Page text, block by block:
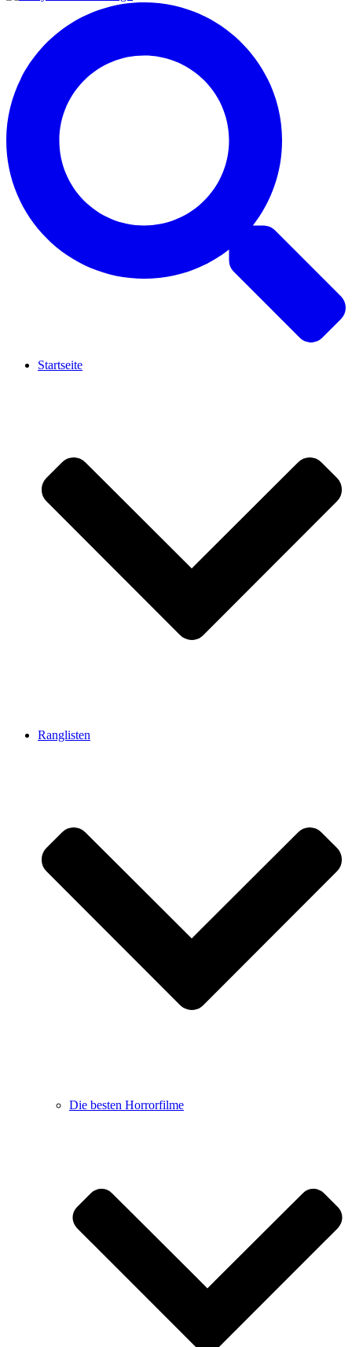
Startseite
Ranglisten
Die besten Horrorfilme